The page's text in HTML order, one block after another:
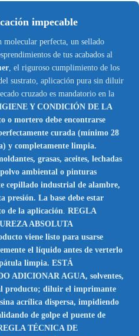
impecable
molecular perfecta, un sellado
de tus acabados al
, el riguroso cumplimiento de los
sustrato, aplicación pura sin diluir
cruzado es mandatorio en la
Y CONDICIÓN DE LA
o mortero debe encontrarse
curada (mínimo 28
y completamente limpia.
grasas, aceites, lechadas
ambiental o pinturas
cepillado industrial de alambre,
presión. La base debe estar
de la aplicación REGLA
ABSOLUTA
viene listo para usarse
el líquido antes de verterlo
limpia. ESTÁ
ADICIONAR AGUA, solventes,
producto; diluir el imprimante
acrílica dispersa, impidiendo
de golpe el puente de
TÉCNICA DE